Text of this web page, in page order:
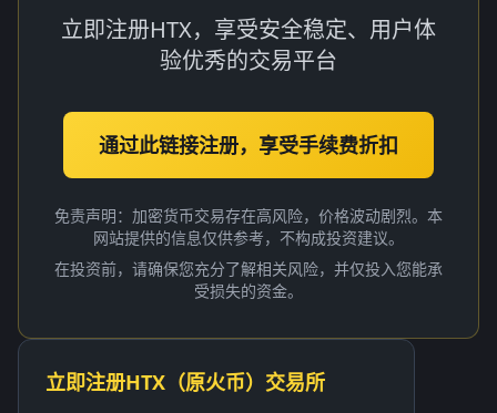
立即注册HTX，享受安全稳定、用户体
验优秀的交易平台
通过此链接注册，享受手续费折扣
免责声明：加密货币交易存在高风险，价格波动剧烈。本
网站提供的信息仅供参考，不构成投资建议。
在投资前，请确保您充分了解相关风险，并仅投入您能承
受损失的资金。
立即注册HTX（原火币）交易所